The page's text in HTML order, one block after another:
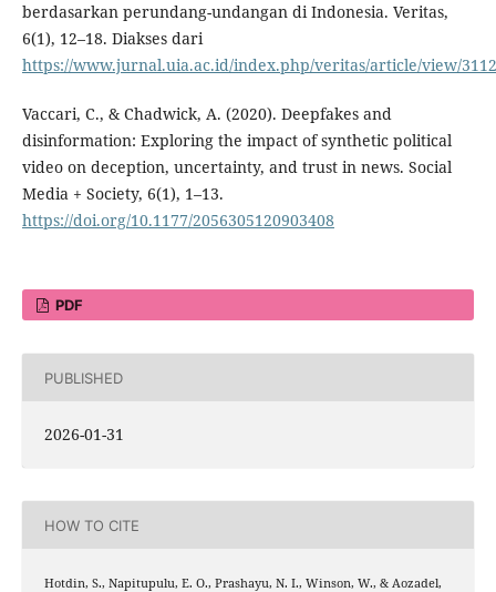
berdasarkan perundang-undangan di Indonesia. Veritas,
6(1), 12–18. Diakses dari
https://www.jurnal.uia.ac.id/index.php/veritas/article/view/
Vaccari, C., & Chadwick, A. (2020). Deepfakes and
disinformation: Exploring the impact of synthetic political
video on deception, uncertainty, and trust in news. Social
Media + Society, 6(1), 1–13.
https://doi.org/10.1177/2056305120903408
PDF
PUBLISHED
2026-01-31
HOW TO CITE
Hotdin, S., Napitupulu, E. O., Prashayu, N. I., Winson, W., & Aozadel,